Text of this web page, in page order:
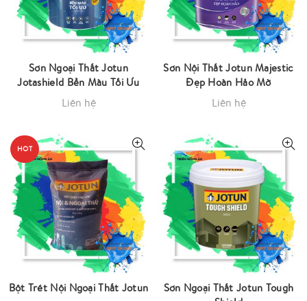
Sơn Ngoại Thất Jotun
Jotashield Bền Màu Tối Ưu
Liên hệ
Sơn Nội Thất Jotun Majestic
Đẹp Hoàn Hảo Mờ
Liên hệ
HOT
Bột Trét Nội Ngoại Thất Jotun
Sơn Ngoại Thất Jotun Tough